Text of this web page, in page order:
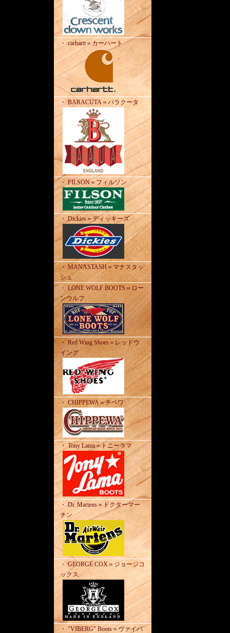
・ carhartt＝カーハート
・ BARACUTA＝バラクータ
・ FILSON＝フィルソン
・ Dickies＝ディッキーズ
・ MANASTASH＝マナスタッ
シュ
・ LONE WOLF BOOTS＝ロー
ンウルフ
・ Red Wing Shoes＝レッドウ
イング
・ CHIPPEWA＝チペワ
・ Tony Lama＝トニーラマ
・ Dr. Martens＝ドクターマー
チン
・ GEORGE COX＝ジョージコ
ックス
・ "VIBERG" Boots＝ヴァイバ